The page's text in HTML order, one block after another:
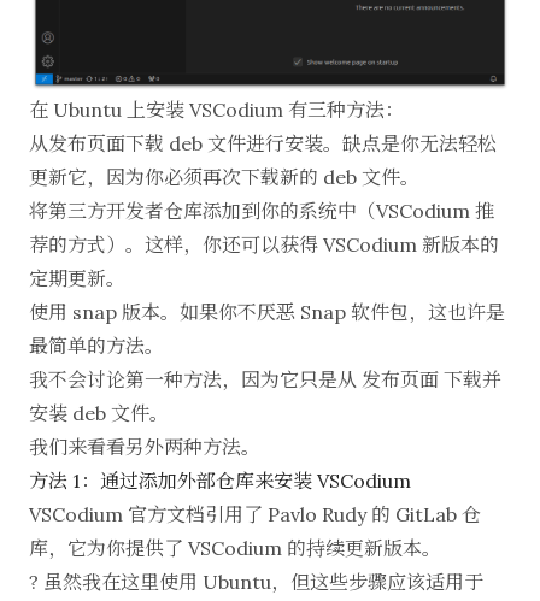
在 Ubuntu 上安装 VSCodium 有三种方法：
从发布页面下载 deb 文件进行安装。缺点是你无法轻松
更新它，因为你必须再次下载新的 deb 文件。
将第三方开发者仓库添加到你的系统中（VSCodium 推
荐的方式）。这样，你还可以获得 VSCodium 新版本的
定期更新。
使用 snap 版本。如果你不厌恶 Snap 软件包，这也许是
最简单的方法。
我不会讨论第一种方法，因为它只是从 发布页面 下载并
安装 deb 文件。
我们来看看另外两种方法。
方法 1：通过添加外部仓库来安装 VSCodium
VSCodium 官方文档引用了 Pavlo Rudy 的 GitLab 仓
库，它为你提供了 VSCodium 的持续更新版本。
? 虽然我在这里使用 Ubuntu，但这些步骤应该适用于